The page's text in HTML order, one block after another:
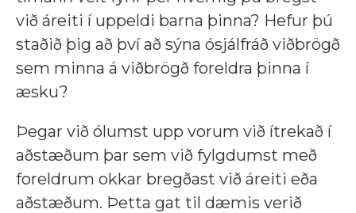
við áreiti í uppeldi barna þinna? Hefur þú
staðið þig að því að sýna ósjálfráð viðbrögð
sem minna á viðbrögð foreldra þinna í
æsku?
Þegar við ólumst upp vorum við ítrekað í
aðstæðum þar sem við fylgdumst með
foreldrum okkar bregðast við áreiti eða
aðstæðum. Þetta gat til dæmis verið